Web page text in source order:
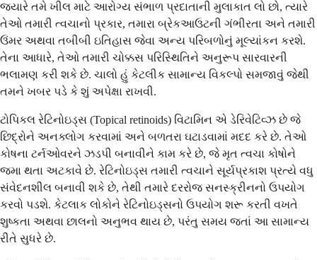
જ્યારે તમે ખીલ માટે આરોગ્ય સંભાળ પ્રદાતાની મુલાકાત લો છો, ત્યારે
તેઓ તમારી ત્વચાનો પ્રકાર, તમારા બ્રેકઆઉટની ગંભીરતા અને તમારી
ઉંમર અથવા તબીબી ઇતિહાસ જેવા અન્ય પરિબળોનું મૂલ્યાંકન કરશે.
તેના આધારે, તેઓ તમારી ચોક્કસ પરિસ્થિતિને અનુરૂપ સારવારની
ભલામણ કરી શકે છે. ચાલો હું કેટલીક સામાન્ય વિકલ્પો સમજાવું જેથી
તમને ખબર પડે કે શું અપેક્ષા રાખવી.
ટોપિકલ રેટિનોઇડ્સ (Topical retinoids) વિટામિન એ ડેરિવેટિવ્ઝ છે જે
છિદ્રોને અનક્લોગ કરવામાં અને બળતરા ઘટાડવામાં મદદ કરે છે. તેઓ
કોષના ટર્નઓવરને ઝડપી બનાવીને કામ કરે છે, જે મૃત ત્વચા કોષોને
જમા થતા અટકાવે છે. રેટિનોઇડ્સ તમારી ત્વચાને સૂર્યપ્રકાશ પ્રત્યે વધુ
સંવેદનશીલ બનાવી શકે છે, તેથી તમારે દરરોજ સનસ્ક્રીનનો ઉપયોગ
કરવો પડશે. કેટલાક લોકોને રેટિનોઇડ્સનો ઉપયોગ શરૂ કરતી વખતે
શુષ્કતા અથવા છાલનો અનુભવ થાય છે, પરંતુ સમય જતાં આ સામાન્ય
રીતે સુધરે છે.